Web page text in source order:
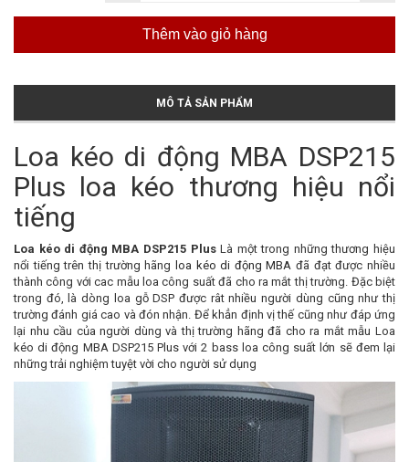
Thêm vào giỏ hàng
MÔ TẢ SẢN PHẨM
Loa kéo di động MBA DSP215
Plus loa kéo thương hiệu nổi
tiếng
Loa kéo di động MBA DSP215 PlusLà một trong những thương hiệu
nổi tiếng trên thị trường hãng loa kéo di động MBA đã đạt được nhiều
thành công với cac mẫu loa công suất đã cho ra mắt thị trường. Đặc biệt
trong đó, là dòng loa gỗ DSP được rât nhiều người dùng cũng như thị
trường đánh giá cao và đón nhận. Để khẳn định vị thế cũng như đáp ứng
lại nhu cầu của người dùng và thị trường hãng đã cho ra mắt mẫu Loa
kéo di động MBA DSP215 Plus với 2 bass loa công suất lớn sẽ đem lại
những trải nghiệm tuyệt vời cho người sử dụng